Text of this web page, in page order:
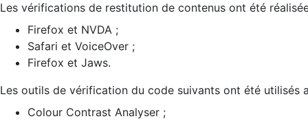
Les vérifications de restitution de contenus ont été
Firefox et NVDA ;
Safari et VoiceOver ;
Firefox et Jaws.
Les outils de vérification du code suivants ont été utilisés
Colour Contrast Analyser ;